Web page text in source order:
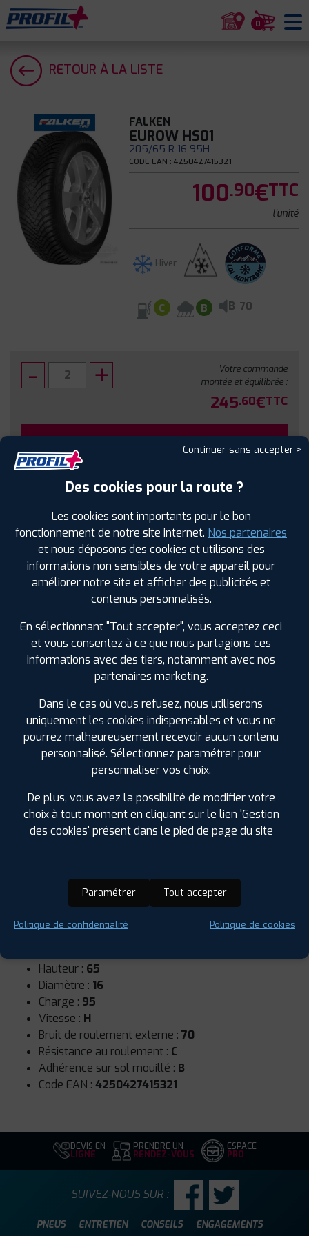
0
RETOUR À LA LISTE
FALKEN
EUROW HS01
205/65 R 16 95H
CODE EAN : 4250427415321
100.90€TTC
l'unité
Hiver
C B B 70
Votre commande
montée et équilibrée :
245.60€TTC
Sous réserve de disponibilité en agence
SPÉCIFICATIONS AVIS CLIENTS ÉTIQUETAGE
Saison :
Hiver
Hauteur : 65
Diamètre : 16
Charge : 95
Vitesse : H
Bruit de roulement externe : 70
Résistance au roulement : C
Adhérence sur sol mouillé : B
Code EAN : 4250427415321
DEVIS EN
LIGNE
PRENDRE UN
RENDEZ-VOUS
ESPACE
PRO
PNEUS ENTRETIEN CONSEILS ENGAGEMENTS
SUIVEZ-NOUS SUR :
Continuer sans accepter >
Des cookies pour la route ?
Les cookies sont importants pour le bon
fonctionnement de notre site internet. Nos partenaires
et nous déposons des cookies et utilisons des
informations non sensibles de votre appareil pour
améliorer notre site et afficher des publicités et
contenus personnalisés.
En sélectionnant "Tout accepter", vous acceptez ceci
et vous consentez à ce que nous partagions ces
informations avec des tiers, notamment avec nos
partenaires marketing.
Dans le cas où vous refusez, nous utiliserons
uniquement les cookies indispensables et vous ne
pourrez malheureusement recevoir aucun contenu
personnalisé. Sélectionnez paramétrer pour
personnaliser vos choix.
De plus, vous avez la possibilité de modifier votre
choix à tout moment en cliquant sur le lien 'Gestion
des cookies' présent dans le pied de page du site
Paramétrer Tout accepter
Politique de confidentialité Politique de cookies